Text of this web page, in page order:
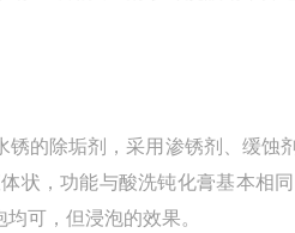
除垢剂，采用渗锈剂、缓蚀
状，功能与酸洗钝化膏基本相
可，但浸泡的效果。